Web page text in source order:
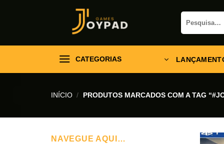
Pesquisar
por:
CATEGORIAS
INÍCIO / PRODUTOS MARCADOS COM A TAG
NAVEGUE AQUI…